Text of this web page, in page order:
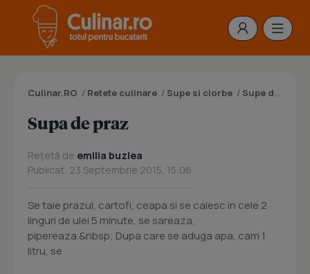
Culinar.RO / Retete culinare / Supe si ciorbe / Supe de legume
Supa de praz
Rețetă de emilia buzlea
Publicat: 23 Septembrie 2015, 15:06
Se taie prazul, cartofi, ceapa si se calesc in cele 2
linguri de ulei 5 minute, se sareaza,
pipereaza.&nbsp; Dupa care se aduga apa, cam 1
litru, se